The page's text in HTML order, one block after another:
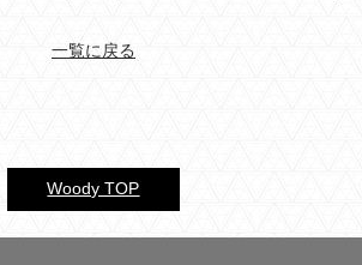
一覧に戻る
Woody TOP